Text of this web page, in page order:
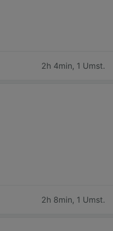
2h 4min, 1 Umst.
2h 8min, 1 Umst.